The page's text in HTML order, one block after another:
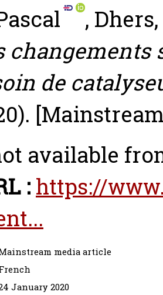
,
changements
de
available
: https://
media article
January 2020